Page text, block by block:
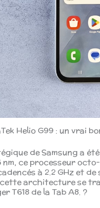
Helio G99 : un vrai
de Samsung a
nm, ce processeur
à 2.2 GHz et
architecture se
T618 de la Tab A8. ?